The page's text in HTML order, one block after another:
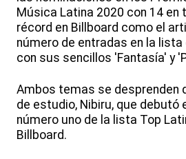
Música Latina 2020 con 14 en
récord en Billboard como el
número de entradas en la lista
con sus sencillos 'Fantasía' y
Ambos temas se desprenden
de estudio, Nibiru, que debutó
número uno de la lista Top
Billboard.